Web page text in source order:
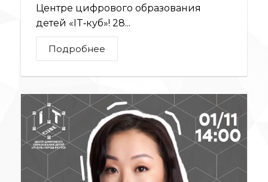
Центре цифрового образования
детей «IT‑куб»! 28...
Подробнее